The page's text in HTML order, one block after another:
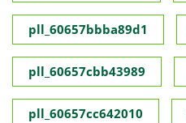
pll_60657bbba89d1
pll_60657cbb43989
pll_60657cc642010